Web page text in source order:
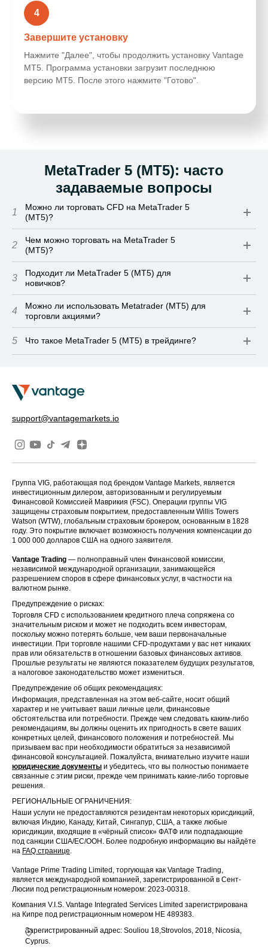
4
Завершите установку
Нажмите "Далее", чтобы продолжить установку Vantage
MT5. Программа установки загрузит последнюю
версию MT5. После этого нажмите "Готово".
MetaTrader 5 (MT5): часто
задаваемые вопросы
1
Можно ли торговать CFD на МetaTrader 5
(МТ5)?
2
Чем можно торговать на MetaTrader 5
(MT5)?
3
Подходит ли MetaTrader 5 (MT5) для
новичков?
4
Можно ли использовать Metatrader (MT5) для
торговли акциями?
5 Что такое MetaTrader 5 (MT5) в трейдинге?
support@vantagemarkets.io
Группа VIG, работающая под брендом Vantage Markets, является
инвестиционным дилером, авторизованным и регулируемым
Финансовой Комиссией Маврикия (FSC). Операции группы VIG
защищены страховым покрытием, предоставленным Willis Towers
Watson (WTW), глобальным страховым брокером, основанным в 1828
году. Это покрытие включает возможность получения компенсации до
1 000 000 долларов США на одного заявителя.
Vantage Trading — полноправный член Финансовой комиссии,
независимой международной организации, занимающейся
разрешением споров в сфере финансовых услуг, в частности на
валютном рынке.
Предупреждение о рисках:
Торговля CFD с использованием кредитного плеча сопряжена со
значительным риском и может не подходить всем инвесторам,
поскольку можно потерять больше, чем ваши первоначальные
инвестиции. При торговле нашими CFD-продуктами у вас нет никаких
прав или обязательств в отношении базовых финансовых активов.
Прошлые результаты не являются показателем будущих результатов,
а налоговое законодательство может измениться.
Предупреждение об общих рекомендациях:
Информация, представленная на этом веб-сайте, носит общий
характер и не учитывает ваши личные цели, финансовые
обстоятельства или потребности. Прежде чем следовать каким-либо
рекомендациям, вы должны оценить их пригодность в свете ваших
конкретных целей, финансового положения и потребностей. Мы
призываем вас при необходимости обратиться за независимой
финансовой консультацией. Пожалуйста, внимательно изучите наши
юридические документы и убедитесь, что вы полностью понимаете
связанные с этим риски, прежде чем принимать какие-либо торговые
решения.
РЕГИОНАЛЬНЫЕ ОГРАНИЧЕНИЯ:
Наши услуги не предоставляются резидентам некоторых юрисдикций,
включая Индию, Канаду, Китай, Сингапур, США, а также любые
юрисдикции, входящие в «чёрный список» ФАТФ или подпадающие
под санкции США/ЕС/ООН. Более подробную информацию вы найдёте
на FAQ странице.
Vantage Prime Trading Limited, торгующая как Vantage Trading,
является международной компанией, зарегистрированной в Сент-
Люсии под регистрационным номером: 2023-00318.
Компания V.I.S. Vantage Integrated Services Limited зарегистрирована
на Кипре под регистрационным номером HE 489383.
Зарегистрированный адрес: Souliou 18,Strovolos, 2018, Nicosia,
Cyprus.